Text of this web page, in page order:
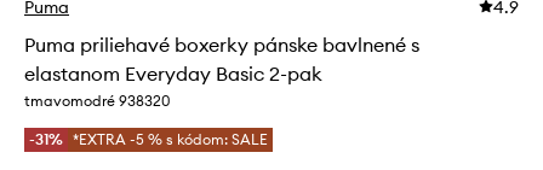
Puma 4.9
Puma priliehavé boxerky pánske bavlnené s
elastanom Everyday Basic 2-pak
tmavomodré 938320
-31% *EXTRA -5 % s kódom: SALE